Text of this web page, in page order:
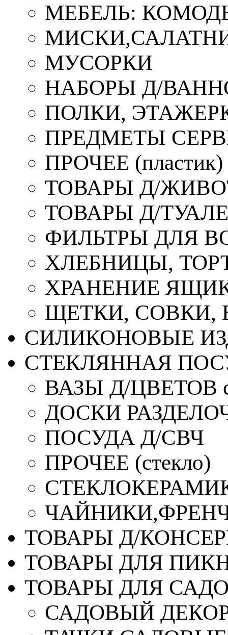
МЕБЕЛЬ:
МУСОРКИ
НАБОРЫ Д/
ПОЛКИ,
ПРЕДМЕТЫ
ПРОЧЕЕ (пластик)
ТОВАРЫ Д/
ТОВАРЫ Д/
ФИЛЬТРЫ ДЛЯ
ХЛЕБНИЦЫ,
ХРАНЕНИЕ
ЩЕТКИ, СОВКИ,
СИЛИКОНОВЫЕ
СТЕКЛЯННАЯ
ВАЗЫ Д/ЦВЕТОВ
ДОСКИ
ПОСУДА Д/СВЧ
ПРОЧЕЕ (стекло)
ТОВАРЫ Д/
ТОВАРЫ ДЛЯ
ТОВАРЫ ДЛЯ
САДОВЫЙ